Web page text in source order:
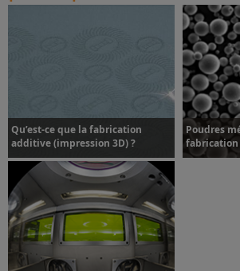
Qu’est-ce que la fabrication
additive (impression 3D) ?
Plus d’informations
Poudres